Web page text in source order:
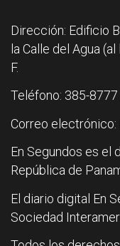
Dirección: Edificio
la Calle del Agua
F.
Teléfono: 385-
Correo electrónico:
En Segundos es el
República de
El diario digital En
Sociedad